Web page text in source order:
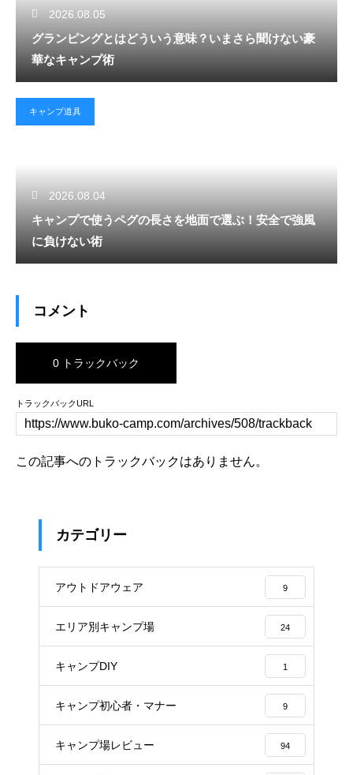
2026.08.05
グランピングとはどういう意味？いまさら聞けない豪
華なキャンプ術
キャンプ道具
2026.08.04
キャンプで使うペグの長さを地面で選ぶ！安全で強風
に負けない術
コメント
0 トラックバック
トラックバックURL
この記事へのトラックバックはありません。
カテゴリー
アウトドアウェア 9
エリア別キャンプ場 24
キャンプDIY 1
キャンプ初心者・マナー 9
キャンプ場レビュー 94